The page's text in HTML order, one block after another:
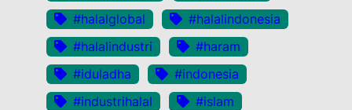
#halalglobal
#halalindonesia
#halalindustri
#haram
#iduladha
#indonesia
#industrihalal
#islam